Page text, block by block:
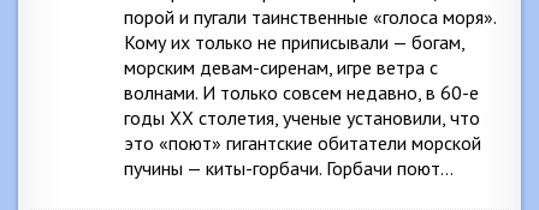
порой и пугали таинственные «голоса моря».
Кому их только не приписывали — богам,
морским девам-сиренам, игре ветра с
волнами. И только совсем недавно, в 60-е
годы XX столетия, ученые установили, что
это «поют» гигантские обитатели морской
пучины — киты-горбачи. Горбачи поют…